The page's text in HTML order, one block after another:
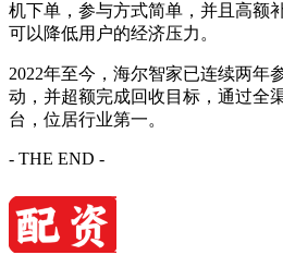
机下单，参与方式简单，并且高额
可以降低用户的经济压力。
2022年至今，海尔智家已连续两年
动，并超额完成回收目标，通过全
台，位居行业第一。
- THE END -